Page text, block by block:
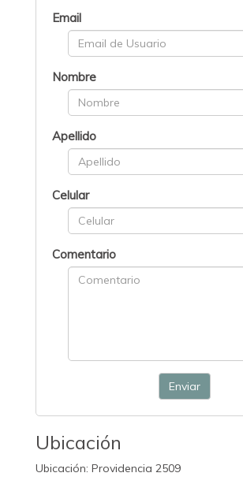
Email
Nombre
Apellido
Celular
Comentario
Enviar
Ubicación
Ubicación: Providencia 2509